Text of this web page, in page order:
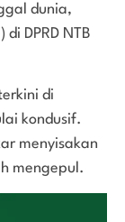
dunia,
DPRD NTB
di
kondusif.
menyisakan
mengepul.